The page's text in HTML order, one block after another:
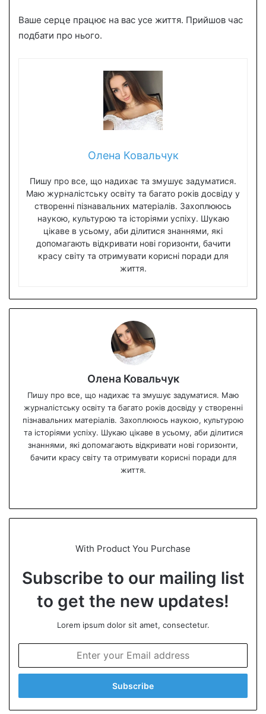
Ваше серце працює на вас усе життя. Прийшов час
подбати про нього.
Олена Ковальчук
Пишу про все, що надихає та змушує задуматися.
Маю журналістську освіту та багато років досвіду у
створенні пізнавальних матеріалів. Захоплююсь
наукою, культурою та історіями успіху. Шукаю
цікаве в усьому, аби ділитися знаннями, які
допомагають відкривати нові горизонти, бачити
красу світу та отримувати корисні поради для
життя.
Олена Ковальчук
Пишу про все, що надихає та змушує задуматися. Маю
журналістську освіту та багато років досвіду у створенні
пізнавальних матеріалів. Захоплююсь наукою, культурою
та історіями успіху. Шукаю цікаве в усьому, аби ділитися
знаннями, які допомагають відкривати нові горизонти,
бачити красу світу та отримувати корисні поради для
життя.
te
With Product You Purchase
Subscribe to our mailing list
to get the new updates!
Lorem ipsum dolor sit amet, consectetur.
t
r
y